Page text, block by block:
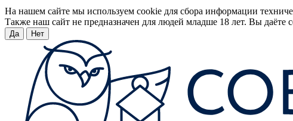
На нашем сайте мы используем cookie для сбора информации
Также наш сайт не предназначен для людей младше 18 лет. Вы даёте
Да Нет